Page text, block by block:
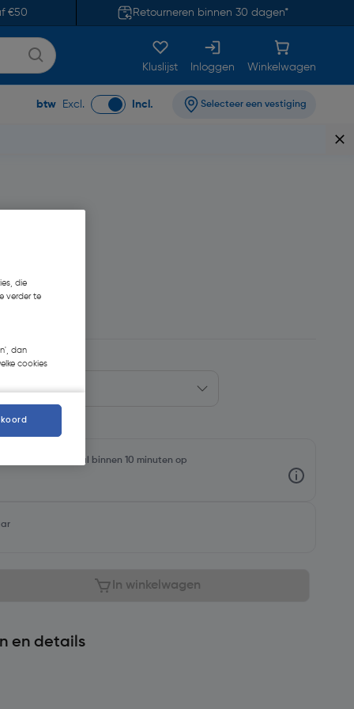
€50 Retourneren binnen 30 dagen*
Kluslijst Inloggen Winkelwagen
btw Excl. Incl. Selecteer een vestiging
en haal binnen 10 minuten op
In winkelwagen
en details
die
verder te
dan
cookies